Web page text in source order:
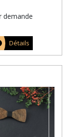
demande
Détails